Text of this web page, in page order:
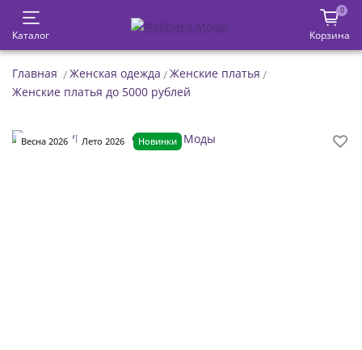
Каталог
0
Корзина
Главная Женская одежда
Женские платья
Женские платья до 5000 рублей
Весна 2026 Лето 2026 Новинки